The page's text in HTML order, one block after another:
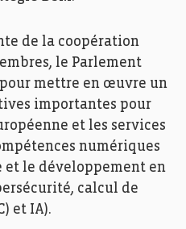
de la coopération
le Parlement
mettre en œuvre un
importantes pour
et les services
numériques
et le développement en
calcul de
et IA).